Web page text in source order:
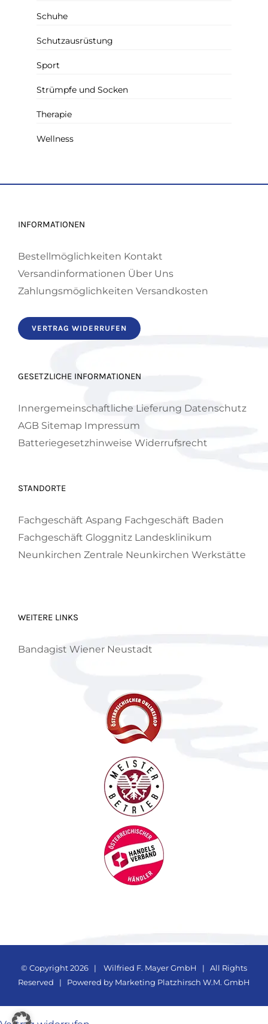
Schuhe
Schutzausrüstung
Sport
Strümpfe und Socken
Therapie
Wellness
INFORMATIONEN
Bestellmöglichkeiten Kontakt
Versandinformationen Über Uns
Zahlungsmöglichkeiten Versandkosten
VERTRAG WIDERRUFEN
GESETZLICHE INFORMATIONEN
Innergemeinschaftliche Lieferung Datenschutz
AGB Sitemap Impressum
Batteriegesetzhinweise Widerrufsrecht
STANDORTE
Fachgeschäft Aspang Fachgeschäft Baden
Fachgeschäft Gloggnitz Landesklinikum
Neunkirchen Zentrale Neunkirchen Werkstätte
WEITERE LINKS
Bandagist Wiener Neustadt
© Copyright2026 | Wilfried F. Mayer GmbH
| All Rights
Reserved | Powered by Marketing Platzhirsch W.M. GmbH